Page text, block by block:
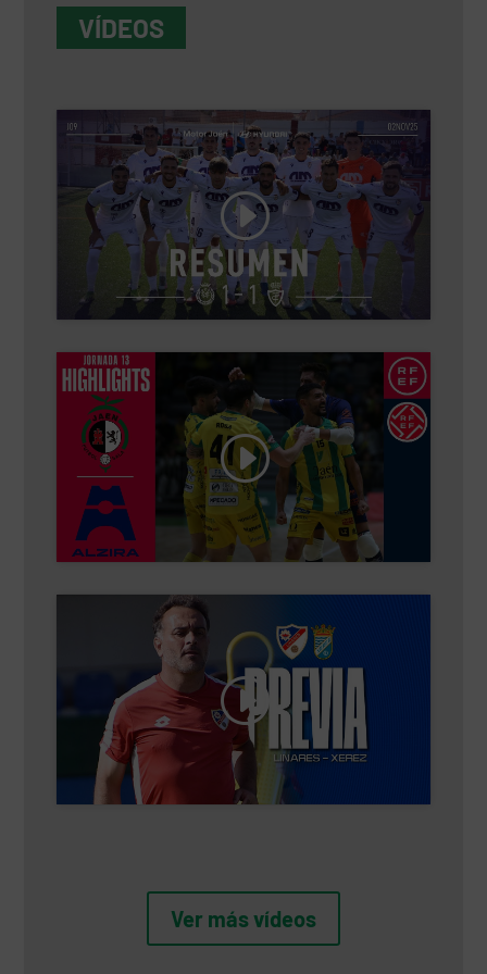
VÍDEOS
Haz clic para aceptar cookies de marketing
y permitir este contenido
Haz clic para aceptar cookies de marketing
y permitir este contenido
Haz clic para aceptar cookies de marketing
y permitir este contenido
Ver más vídeos